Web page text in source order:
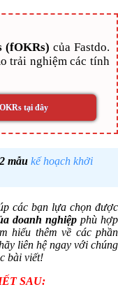
(fOKRs) của Fastdo.
trải nghiệm các tính
tại đây
mẫu kế hoạch khởi
các bạn lựa chọn được
doanh nghiệp phù hợp
hiểu thêm về các phần
liên hệ ngay với chúng
bài viết!
SAU: